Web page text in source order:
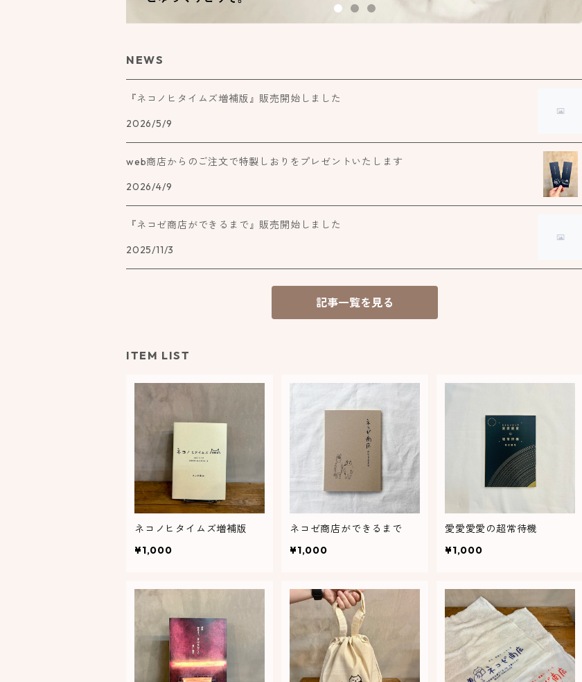
NEWS
『ネコノヒタイムズ増補版』販売開始しました
2026/5/9
web商店からのご注文で特製しおりをプレゼントいたします
2026/4/9
『ネコゼ商店ができるまで』販売開始しました
2025/11/3
記事一覧を見る
ITEM LIST
ネコノヒタイムズ増補版
¥1,000
ネコゼ商店ができるまで
¥1,000
愛愛愛愛の超常待機
¥1,000